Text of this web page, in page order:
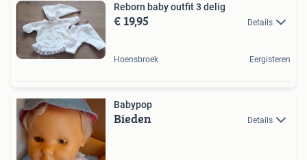
Reborn baby outfit 3 delig
€ 19,95 Details
Hoensbroek Eergisteren
Babypop
Bieden Details